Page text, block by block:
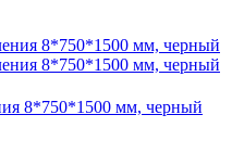
8*750*1500 мм, черный